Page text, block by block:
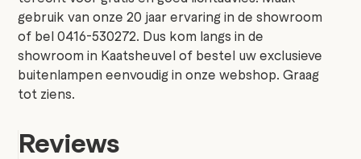
gebruik van onze 20 jaar ervaring in de showroom
of bel 0416-530272. Dus kom langs in de
showroom in Kaatsheuvel of bestel uw exclusieve
buitenlampen eenvoudig in onze webshop. Graag
tot ziens.
Reviews